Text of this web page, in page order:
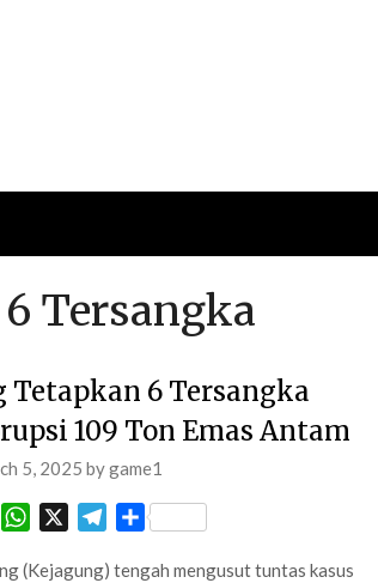
Tersangka
Tetapkan 6 Tersangka
109 Ton Emas Antam
5, 2025 bygame1
Line WhatsApp Telegram
Share
(Kejagung) tengah mengusut tuntas kasus